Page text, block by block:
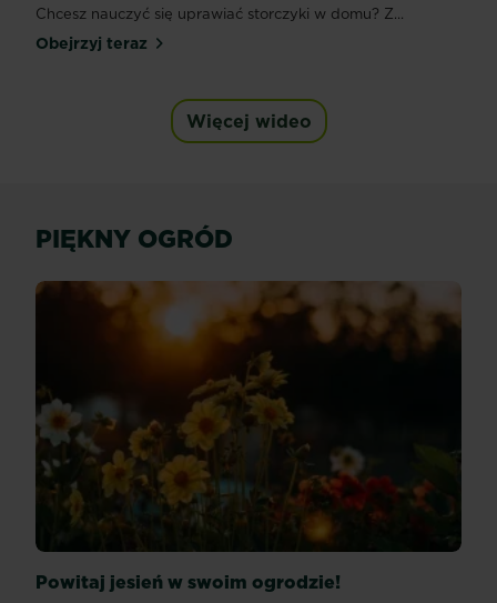
Chcesz nauczyć się uprawiać storczyki w domu? Z...
Obejrzyj teraz
Więcej wideo
PIĘKNY OGRÓD
Powitaj jesień w swoim ogrodzie!